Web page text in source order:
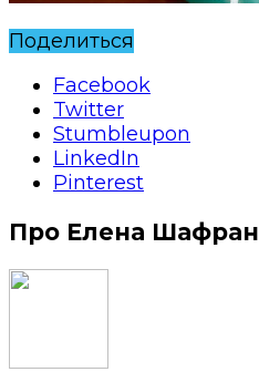
Поделиться
Facebook
Twitter
Stumbleupon
LinkedIn
Pinterest
Про Елена Шафран